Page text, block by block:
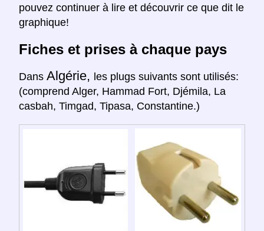
pouvez continuer à lire et découvrir ce que dit le
graphique!
Fiches et prises à chaque pays
Dans Algérie, les plugs suivants sont utilisés:
(comprend Alger, Hammad Fort, Djémila, La
casbah, Timgad, Tipasa, Constantine.)